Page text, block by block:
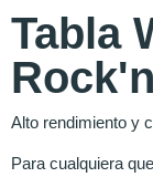
Tabla
Alto rendimiento y
Para cualquiera